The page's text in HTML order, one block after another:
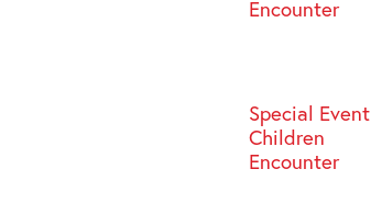
Encounter
Special Event
Children
Encounter